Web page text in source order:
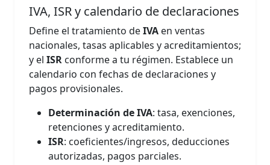
IVA, ISR y calendario de declaraciones
Define el tratamiento deIVA en ventas
nacionales, tasas aplicables y acreditamientos;
y el ISR conforme a tu régimen. Establece un
calendario con fechas de declaraciones y
pagos provisionales.
Determinación de IVA: tasa, exenciones,
retenciones y acreditamiento.
ISR: coeficientes/ingresos, deducciones
autorizadas, pagos parciales.